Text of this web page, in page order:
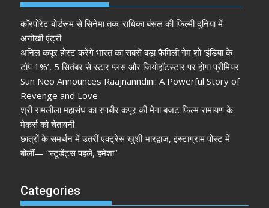
कॉरपोरेट बोर्डरूम से सिनेमा तक: राधिका बंसल की फिल्मी दुनिया में
अनोखी एंट्री
अनिल कपूर होस्ट करेंगे भारत का सबसे बड़ा फैमिली गेम शो ‘इंडिया के
टॉप 1%’, 5 सितंबर से स्टार प्लस और जियोहॉटस्टार पर होगा प्रीमियर
Sun Neo Announces Raajnanndini: A Powerful Story of
Revenge and Love
श्री रामलीला महासंघ का रणबीर कपूर की मेगा बजट फिल्म रामायण के
मेकर्स को चेतावनी
छात्रों के समर्थन में उतरीं एक्ट्रेस खुशी भारद्वाज, इंस्टाग्राम पोस्ट में
बोलीं— “स्टूडेंट्स पहले, हमेशा”
Categories